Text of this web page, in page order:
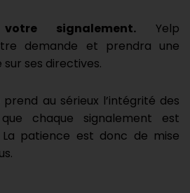
signalement. Yelp
demande et prendra une
ses directives.
prend au sérieux l’intégrité des
chaque signalement est
patience est donc de mise